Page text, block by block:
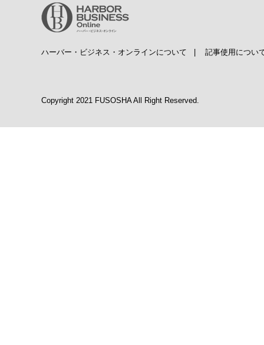
ハーバー・ビジネス・オンラインについて 記事使用につい
Copyright 2021 FUSOSHA All Right Reserved.